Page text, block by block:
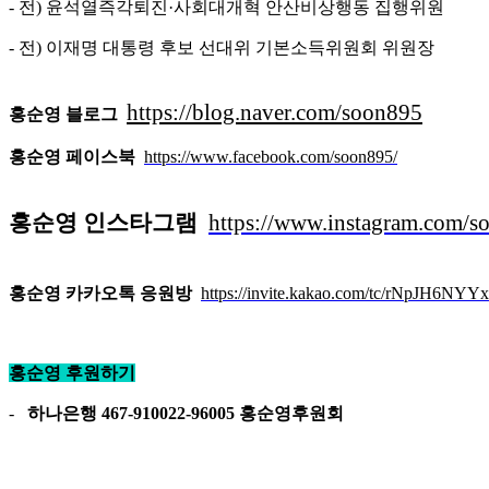
- 전) 윤석열즉각퇴진·사회대개혁 안산비상행동 집행위원
- 전) 이재명 대통령 후보 선대위 기본소득위원회 위원장
홍순영 블로그 https://blog.naver.com/soon895
홍순영 페이스북 https://www.facebook.com/soon895/
홍순영 인스타그램 https://www.instagram.com/
홍순영 카카오톡 응원방 https://invite.kakao.com/tc/rNpJH6NYYx
홍순영 후원하기
- 하나은행 467-910022-96005 홍순영후원회